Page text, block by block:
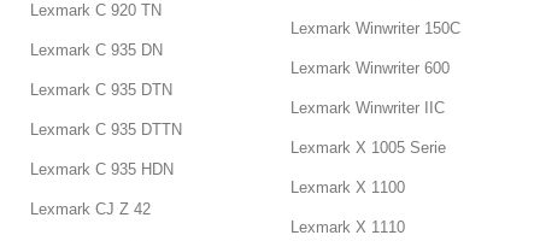
Lexmark C 920 TN
Lexmark C 935 DN
Lexmark C 935 DTN
Lexmark C 935 DTTN
Lexmark C 935 HDN
Lexmark CJ Z 42
Lexmark Winwriter 150C
Lexmark Winwriter 600
Lexmark Winwriter IIC
Lexmark X 1005 Serie
Lexmark X 1100
Lexmark X 1110